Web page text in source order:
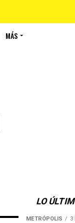
MÁS
LO
METRÓPOLIS 3